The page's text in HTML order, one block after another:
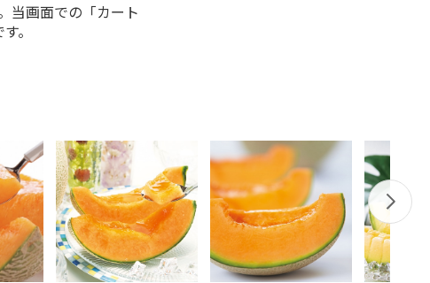
当画面での「カート
。